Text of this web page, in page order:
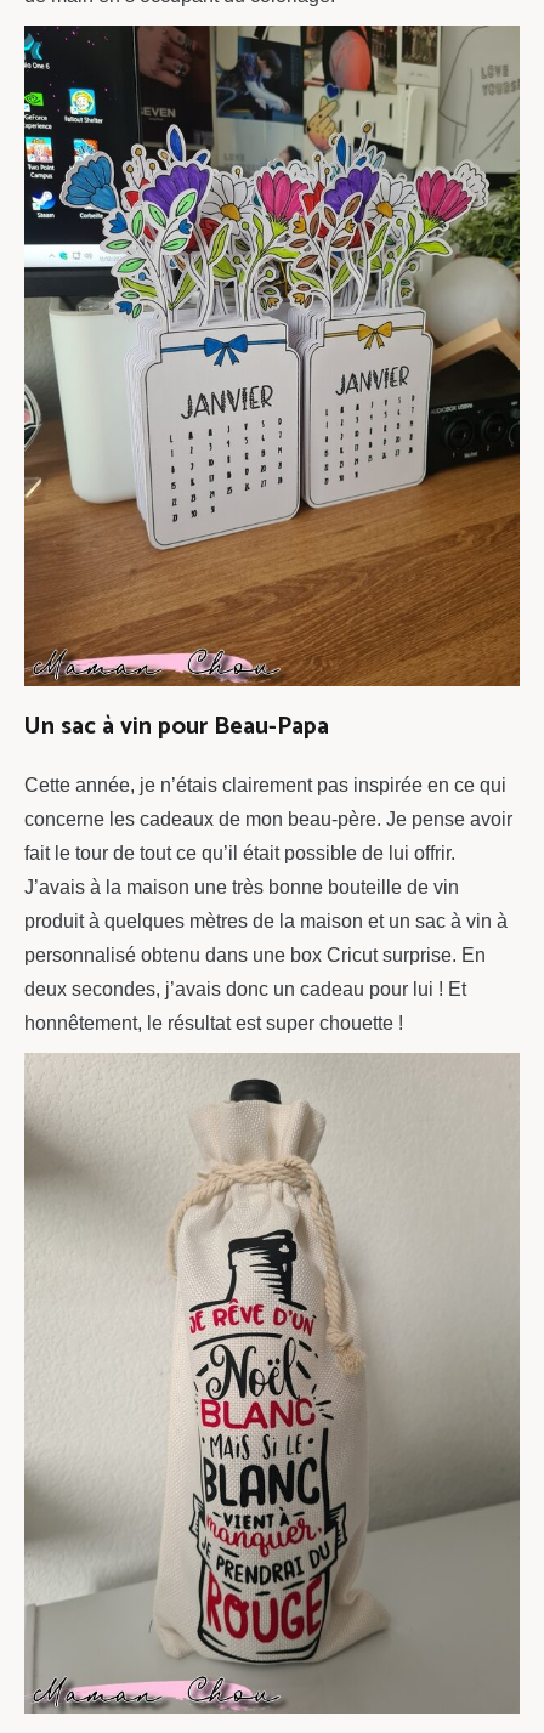
Un sac à vin pour Beau-Papa
Cette année, je n’étais clairement pas inspirée en ce qui
concerne les cadeaux de mon beau-père. Je pense avoir
fait le tour de tout ce qu’il était possible de lui offrir.
J’avais à la maison une très bonne bouteille de vin
produit à quelques mètres de la maison et un sac à vin à
personnalisé obtenu dans une box Cricut surprise. En
deux secondes, j’avais donc un cadeau pour lui ! Et
honnêtement, le résultat est super chouette !